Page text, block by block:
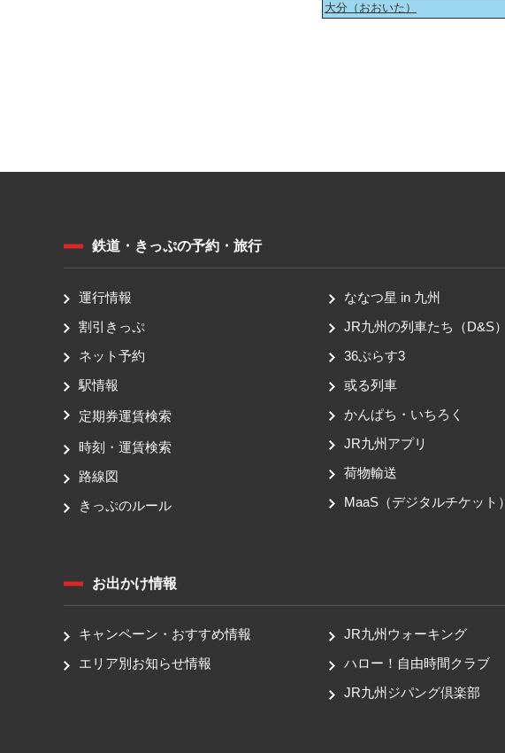
大分（おおいた）
鉄道・きっぷの予約・旅行
運行情報
割引きっぷ
ネット予約
駅情報
定期券運賃検索
時刻・運賃検索
路線図
きっぷのルール
ななつ星 in 九州
JR九州の列車たち（D&S）
36ぷらす3
或る列車
かんぱち・いちろく
JR九州アプリ
荷物輸送
MaaS（デジタルチケット）
お出かけ情報
キャンペーン・おすすめ情報
エリア別お知らせ情報
JR九州ウォーキング
ハロー！自由時間クラブ
JR九州ジパング倶楽部